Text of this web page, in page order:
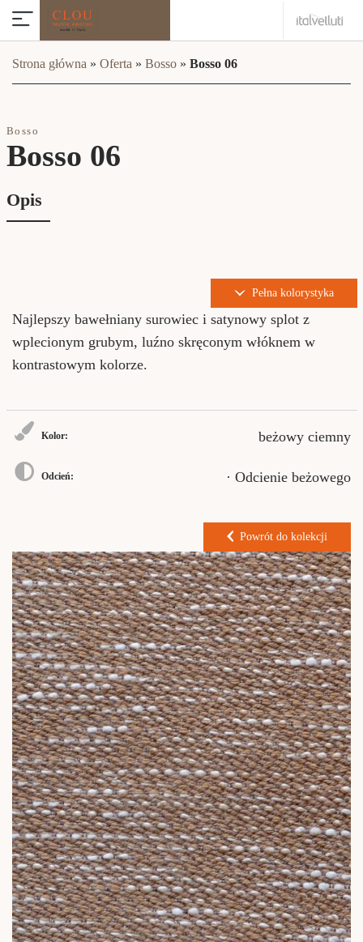
Strona główna » Oferta » Bosso » Bosso 06
Bosso
Bosso 06
Opis
Pełna kolorystyka
Najlepszy bawełniany surowiec i satynowy splot z
wplecionym grubym, luźno skręconym włóknem w
kontrastowym kolorze.
Kolor: beżowy ciemny
Odcień: · Odcienie beżowego
Powrót do kolekcji